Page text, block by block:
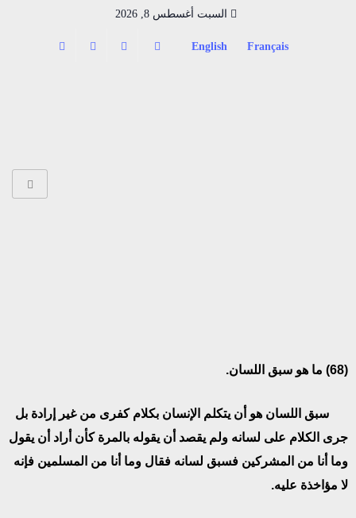
السبت أغسطس 8, 2026
Français
English
(68) ما هو سبق اللسان.
سبق اللسان هو أن يتكلم الإنسان بكلام كفرى من غير إرادة بل
جرى الكلام على لسانه ولم يقصد أن يقوله بالمرة كأن أراد أن يقول
وما أنا من المشركين فسبق لسانه فقال وما أنا من المسلمين فإنه
لا مؤاخذة عليه.